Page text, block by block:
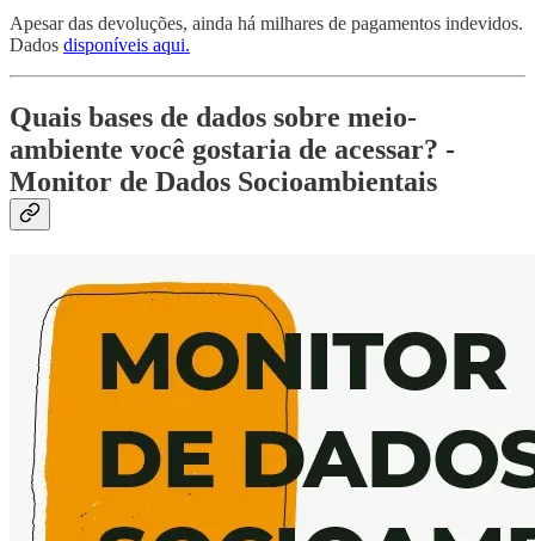
Apesar das devoluções, ainda há milhares de pagamentos indevidos.
Dados disponíveis aqui.
Quais bases de dados sobre meio-
ambiente você gostaria de acessar? -
Monitor de Dados Socioambientais